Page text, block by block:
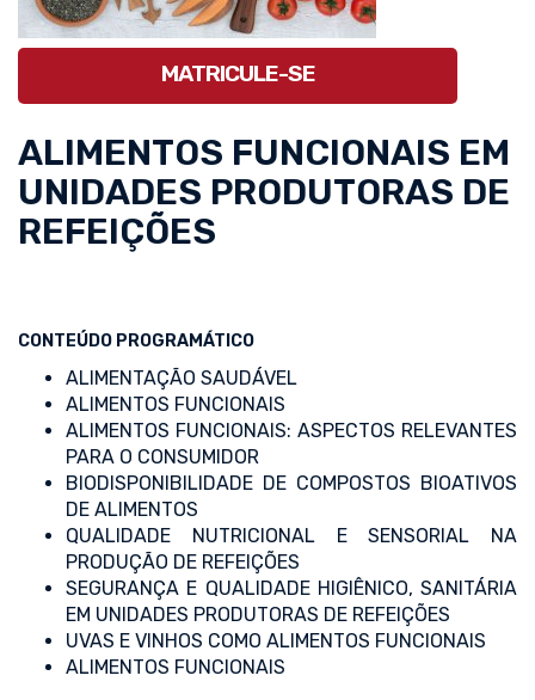
MATRICULE-SE
ALIMENTOS FUNCIONAIS EM
UNIDADES PRODUTORAS DE
REFEIÇÕES
CONTEÚDO PROGRAMÁTICO
ALIMENTAÇÃO SAUDÁVEL
ALIMENTOS FUNCIONAIS
ALIMENTOS FUNCIONAIS: ASPECTOS RELEVANTES
PARA O CONSUMIDOR
BIODISPONIBILIDADE DE COMPOSTOS BIOATIVOS
DE ALIMENTOS
QUALIDADE NUTRICIONAL E SENSORIAL NA
PRODUÇÃO DE REFEIÇÕES
SEGURANÇA E QUALIDADE HIGIÊNICO, SANITÁRIA
EM UNIDADES PRODUTORAS DE REFEIÇÕES
UVAS E VINHOS COMO ALIMENTOS FUNCIONAIS
ALIMENTOS FUNCIONAIS